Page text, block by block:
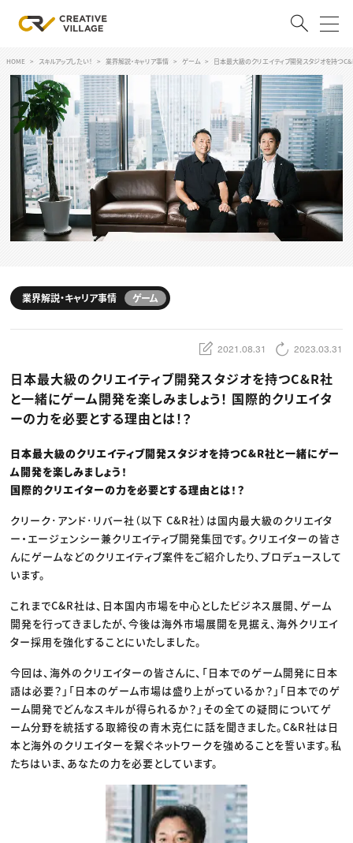
ログイン 会員登録
RECRUIT
クリエイター求人を探す
CREATIVE JOB求人検索
特集求人
採用説明会
スキルアップしたい！
デザイン
編集・ライティング
マーケティング
ディレクション
業界解説・キャリア事情
お役立ち基礎知識
TOP Creator’s コラム
Webクリエイター
アプリクリエイター
ゲームクリエイター
映像クリエイター
マーケッター
C＆R Magazine
セミナー
ニュース・トレンド
Web
映像
ゲーム・エンタメ
広告
出版
CREATIVE VILLAGEからのお知らせ
プロフェッショナル×つながる×メディア
HOME スキルアップしたい！ 業界解説・キャリア事情 ゲーム 日本最大級のクリエイティブ開発スタジオを持つ
業界解説・キャリア事情 ゲーム
2021.08.31 2023.03.31
日本最大級のクリエイティブ開発スタジオを持つC&R社
と一緒にゲーム開発を楽しみましょう！ 国際的クリエイタ
ーの力を必要とする理由とは！？
日本最大級のクリエイティブ開発スタジオを持つC&R社と一緒にゲー
ム開発を楽しみましょう！
国際的クリエイターの力を必要とする理由とは！？
クリーク･アンド･リバー社（以下 C&R社）は国内最大級のクリエイタ
ー・エージェンシー兼クリエイティブ開発集団です。クリエイターの皆さ
んにゲームなどのクリエイティブ案件をご紹介したり、プロデュースして
います。
これまでC&R社は、日本国内市場を中心としたビジネス展開、ゲーム
開発を行ってきましたが、今後は海外市場展開を見据え、海外クリエイ
ター採用を強化することにいたしました。
今回は、海外のクリエイターの皆さんに、「日本でのゲーム開発に日本
語は必要？」「日本のゲーム市場は盛り上がっているか？」「日本でのゲ
ーム開発でどんなスキルが得られるか？」その全ての疑問についてゲ
ーム分野を統括する取締役の青木克仁に話を聞きました。C&R社は日
本と海外のクリエイターを繋ぐネットワークを強めることを誓います。私
たちはいま、あなたの力を必要としています。